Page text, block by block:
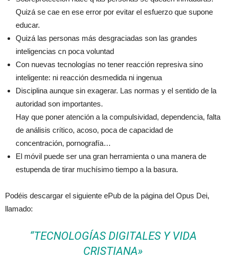
Quizá se cae en ese error por evitar el esfuerzo que supone
educar.
Quizá las personas más desgraciadas son las grandes
inteligencias cn poca voluntad
Con nuevas tecnologías no tener reacción represiva sino
inteligente: ni reacción desmedida ni ingenua
Disciplina aunque sin exagerar. Las normas y el sentido de la
autoridad son importantes.
Hay que poner atención a la compulsividad, dependencia, falta
de análisis crítico, acoso, poca de capacidad de
concentración, pornografía…
El móvil puede ser una gran herramienta o una manera de
estupenda de tirar muchísimo tiempo a la basura.
Podéis descargar el siguiente ePub de la página del Opus Dei,
llamado:
“TECNOLOGÍAS DIGITALES Y VIDA
CRISTIANA»